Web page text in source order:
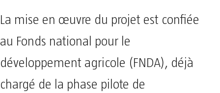
La mise en œuvre du projet est confiée
au Fonds national pour le
développement agricole (FNDA), déjà
chargé de la phase pilote de